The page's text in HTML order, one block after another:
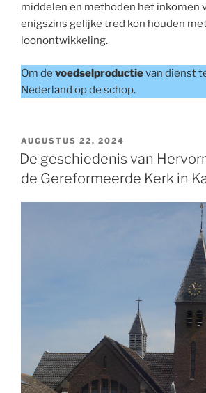
middelen en methoden het inkomen
enigszins gelijke tred kon houden
loonontwikkeling.
Om de voedselproductievan dienst
Nederland op de schop.
GEPLAATST
OP
AUGUSTUS 22, 2024
De geschiedenis van
de Gereformeerde Kerk in